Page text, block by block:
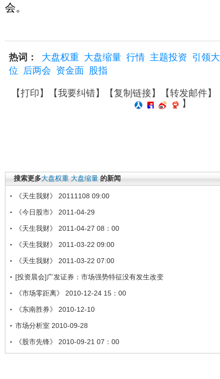
会。
热词： 大盘权重 大盘缩量 行情 主题投资 引领
位
后两会 资金面 股指
【打印】【我要纠错】【复制链接】【转发邮件】
】
搜索更多大盘权重 大盘缩量 的新闻
《天生我财》 20111108 09:00
《今日股市》 2011-04-29
《天生我财》 2011-04-27 08：00
《天生我财》 2011-03-22 09:00
《天生我财》 2011-03-22 07:00
[投资晨会]广发证券：市场强势特征没有发生改变
《市场零距离》 2010-12-24 15：00
《东南胜券》 2010-12-10
市场分析室 2010-09-28
《股市先锋》 2010-09-21 07：00